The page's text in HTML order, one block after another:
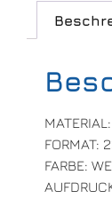
FORMAT:
FARBE: